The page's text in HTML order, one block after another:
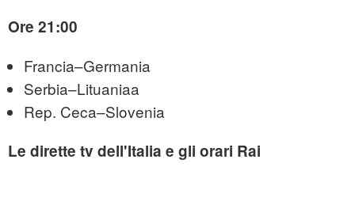
Ore 21:00
Francia–Germania
Serbia–Lituaniaa
Rep. Ceca–Slovenia
Le dirette tv dell'Italia e gli orari Rai